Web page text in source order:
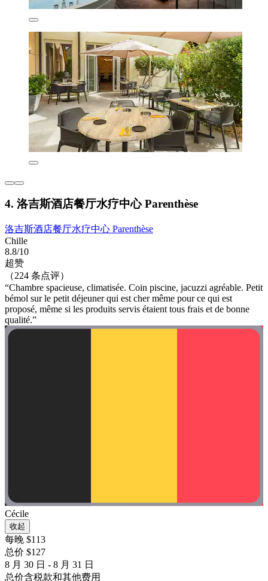
4. 洛吉斯酒店餐厅水疗中心 Parenthèse
洛吉斯酒店餐厅水疗中心 Parenthèse
Chille
8.8/10
超赞
（224 条点评）
“Chambre spacieuse, climatisée. Coin piscine, jacuzzi agréable. Petit
bémol sur le petit déjeuner qui est cher même pour ce qui est
proposé, même si les produits servis étaient tous frais et de bonne
qualité.”
Cécile
收起
每晚 $113
总价 $127
8 月 30 日 - 8 月 31 日
总价含税款和其他费用